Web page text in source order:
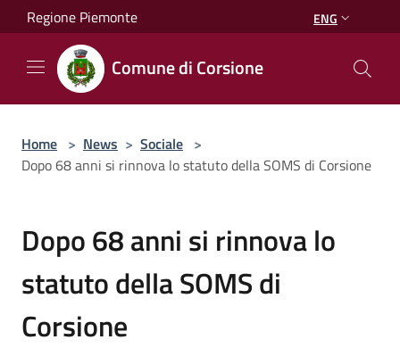
Salta al contenuto principale
Regione Piemonte ENG
Comune di Corsione
Home > News > Sociale >
Dopo 68 anni si rinnova lo statuto della SOMS di Corsione
Dopo 68 anni si rinnova lo
statuto della SOMS di
Corsione